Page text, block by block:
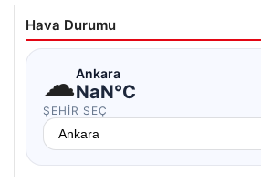
Hava Durumu
☁Ankara
NaN°C
ŞEHIR SEÇ